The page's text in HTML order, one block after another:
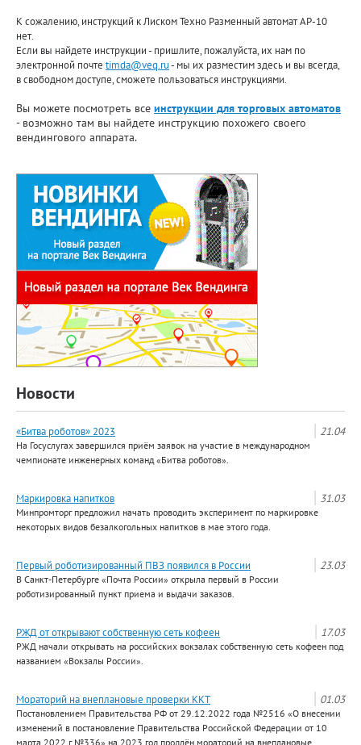
К сожалению, инструкций к Лиском Техно Разменный автомат АР-10
нет.
Если вы найдете инструкции - пришлите, пожалуйста, их нам по
электронной почте timda@veq.ru- мы их разместим здесь и вы всегда,
в свободном доступе, сможете пользоваться инструкциями.
Вы можете посмотреть все инструкции для торговых автоматов
- возможно там вы найдете инструкцию похожего своего
вендингового аппарата.
Новости
21.04
«Битва роботов» 2023
На Госуслугах завершился приём заявок на участие в международном
чемпионате инженерных команд «Битва роботов».
31.03
Маркировка напитков
Минпромторг предложил начать проводить эксперимент по маркировке
некоторых видов безалкогольных напитков в мае этого года.
23.03
Первый роботизированный ПВЗ появился в России
В Санкт-Петербурге «Почта России» открыла первый в России
роботизированный пункт приема и выдачи заказов.
17.03
РЖД от открывают собственную сеть кофеен
РЖД начали открывать на российских вокзалах собственную сеть кофеен под
названием «Вокзалы России».
01.03
Мораторий на внеплановые проверки ККТ
Постановлением Правительства РФ от 29.12.2022 года №2516 «О внесении
изменений в постановление Правительства Российской Федерации от 10
марта 2022 г.№336» на 2023 год продлён мораторий на внеплановые